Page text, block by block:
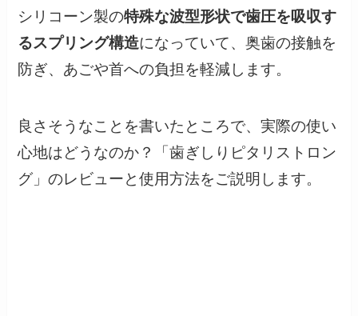
シリコーン製の特殊な波型形状で歯圧を吸収す
るスプリング構造になっていて、奥歯の接触を
防ぎ、あごや首への負担を軽減します。
良さそうなことを書いたところで、実際の使い
心地はどうなのか？「歯ぎしりピタリストロン
グ」のレビューと使用方法をご説明します。